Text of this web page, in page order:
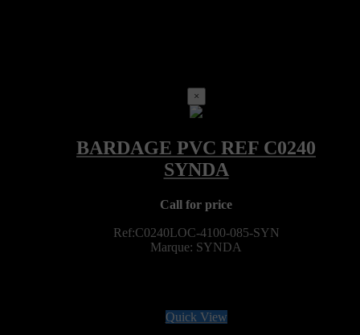
×
Call for price
Ref:C0240LOC-4100-085-SYN
Marque: SYNDA
Quick View